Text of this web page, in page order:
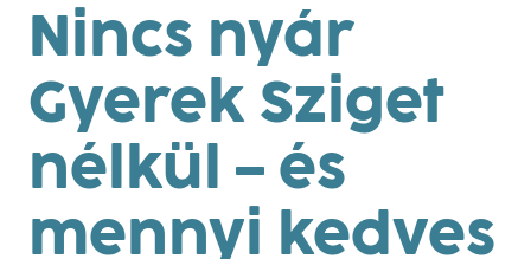
Nincs nyár
Gyerek Sziget
nélkül – és
mennyi kedves